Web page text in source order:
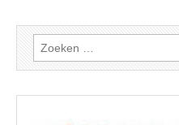
Zoeken
naar: